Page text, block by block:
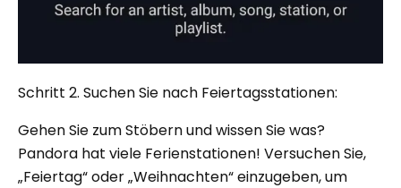
Schritt 2. Suchen Sie nach Feiertagsstationen:
Gehen Sie zum Stöbern und wissen Sie was?
Pandora hat viele Ferienstationen! Versuchen Sie,
„Feiertag“ oder „Weihnachten“ einzugeben, um